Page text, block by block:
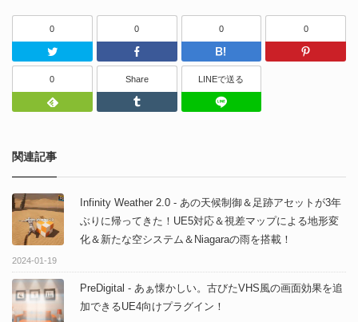
0
Twitter
0
Facebook
0
はてなブッ
0
0
Feedly
Share
Tumblr
LINEで送る
関連記事
Infinity Weather 2.0 - あの天候制御＆足跡アセットが3年
ぶりに帰ってきた！UE5対応＆視差マップによる地形変
化＆新たな空システム＆Niagaraの雨を搭載！
2024-01-19
PreDigital - あぁ懐かしい。古びたVHS風の画面効果を追
加できるUE4向けプラグイン！